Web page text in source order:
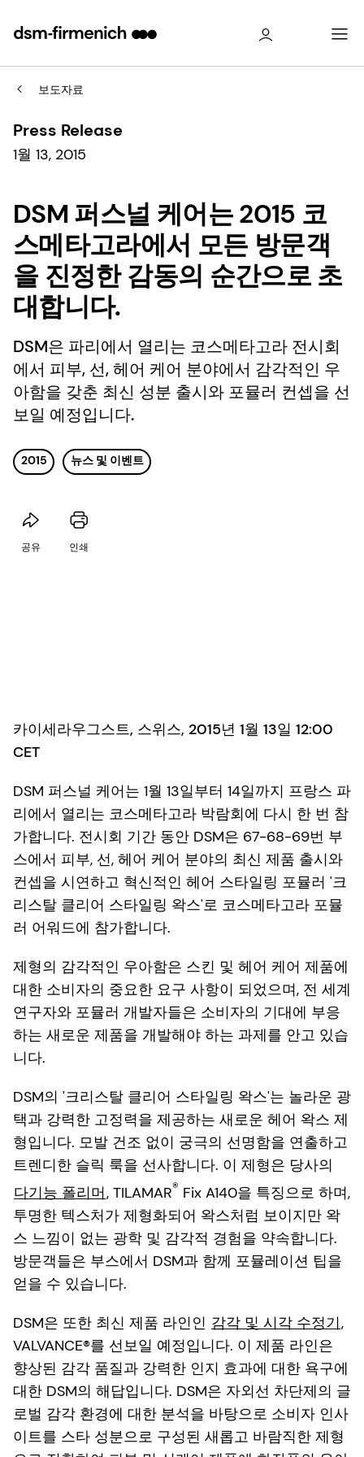
보도자료
Press Release
1월 13, 2015
DSM 퍼스널 케어는 2015 코
스메타고라에서 모든 방문객
을 진정한 감동의 순간으로 초
대합니다.
DSM은 파리에서 열리는 코스메타고라 전시회
에서 피부, 선, 헤어 케어 분야에서 감각적인 우
아함을 갖춘 최신 성분 출시와 포뮬러 컨셉을 선
보일 예정입니다.
2015 뉴스 및 이벤트
공유 인쇄
카이세라우그스트, 스위스, 2015년 1월 13일 12:00
CET
DSM 퍼스널 케어는 1월 13일부터 14일까지 프랑스 파
리에서 열리는 코스메타고라 박람회에 다시 한 번 참
가합니다. 전시회 기간 동안 DSM은 67-68-69번 부
스에서 피부, 선, 헤어 케어 분야의 최신 제품 출시와
컨셉을 시연하고 혁신적인 헤어 스타일링 포뮬러 '크
리스탈 클리어 스타일링 왁스'로 코스메타고라 포뮬
러 어워드에 참가합니다.
제형의 감각적인 우아함은 스킨 및 헤어 케어 제품에
대한 소비자의 중요한 요구 사항이 되었으며, 전 세계
연구자와 포뮬러 개발자들은 소비자의 기대에 부응
하는 새로운 제품을 개발해야 하는 과제를 안고 있습
니다.
DSM의 '크리스탈 클리어 스타일링 왁스'는 놀라운 광
택과 강력한 고정력을 제공하는 새로운 헤어 왁스 제
형입니다. 모발 건조 없이 궁극의 선명함을 연출하고
트렌디한 슬릭 룩을 선사합니다. 이 제형은 당사의
다기능 폴리머, TILAMAR® Fix A140을 특징으로 하며,
투명한 텍스처가 제형화되어 왁스처럼 보이지만 왁
스 느낌이 없는 광학 및 감각적 경험을 약속합니다.
방문객들은 부스에서 DSM과 함께 포뮬레이션 팁을
얻을 수 있습니다.
DSM은 또한 최신 제품 라인인 감각 및 시각 수정기,
VALVANCE®를 선보일 예정입니다. 이 제품 라인은
향상된 감각 품질과 강력한 인지 효과에 대한 욕구에
대한 DSM의 해답입니다. DSM은 자외선 차단제의 글
로벌 감각 환경에 대한 분석을 바탕으로 소비자 인사
이트를 스타 성분으로 구성된 새롭고 바람직한 제형